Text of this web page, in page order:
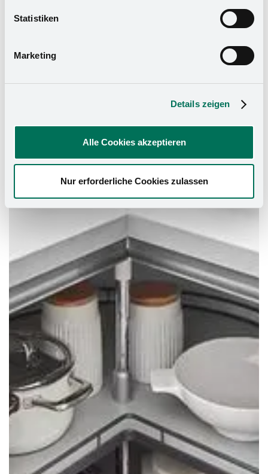
widerrufen. Mehr Informationen finden Sie in unserer
Impressum.
Statistiken
Marketing
Details zeigen
Alle Cookies akzeptieren
Nur erforderliche Cookies zulassen